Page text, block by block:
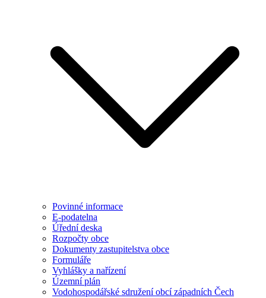
Povinné informace
E-podatelna
Úřední deska
Rozpočty obce
Dokumenty zastupitelstva obce
Formuláře
Vyhlášky a nařízení
Územní plán
Vodohospodářské sdružení obcí západních Čech